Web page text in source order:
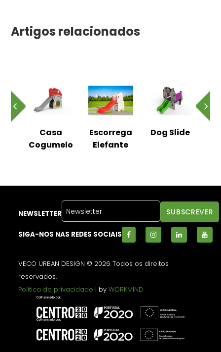
Artigos relacionados
Casa
Cogumelo
Escorrega
Elefante
Dog Slide
NEWSLETTER
SIGA-NOS NAS REDES SOCIAIS
VECO URBAN DESIGN © 2026 Todos os direitos
reservados.
Política de privacidade | byWORKMIND